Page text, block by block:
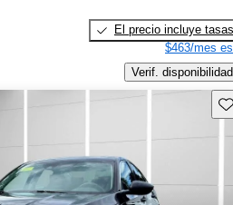
El precio incluye tasas
$463/mes
Verif. disponibilidad